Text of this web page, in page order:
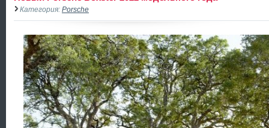
Категория: Porsche